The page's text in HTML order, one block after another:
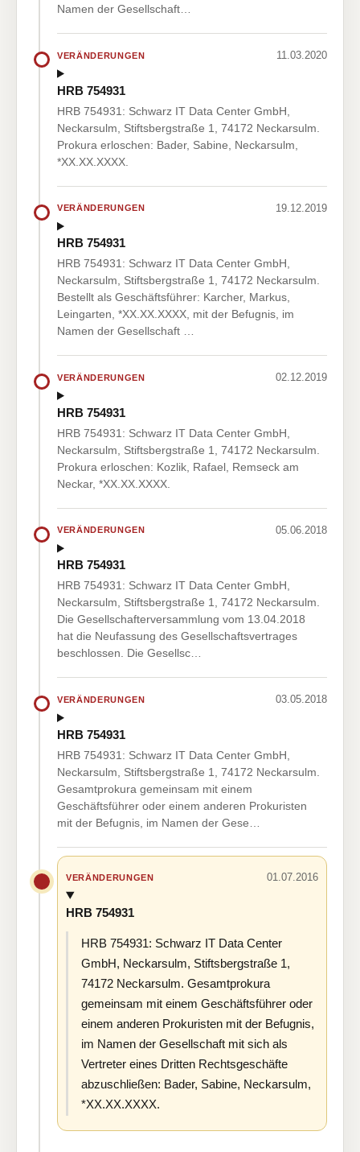
Namen der Gesellschaft…
VERÄNDERUNGEN 11.03.2020
HRB 754931
HRB 754931: Schwarz IT Data Center GmbH,
Neckarsulm, Stiftsbergstraße 1, 74172 Neckarsulm.
Prokura erloschen: Bader, Sabine, Neckarsulm,
*XX.XX.XXXX.
VERÄNDERUNGEN 19.12.2019
HRB 754931
HRB 754931: Schwarz IT Data Center GmbH,
Neckarsulm, Stiftsbergstraße 1, 74172 Neckarsulm.
Bestellt als Geschäftsführer: Karcher, Markus,
Leingarten, *XX.XX.XXXX, mit der Befugnis, im
Namen der Gesellschaft …
VERÄNDERUNGEN 02.12.2019
HRB 754931
HRB 754931: Schwarz IT Data Center GmbH,
Neckarsulm, Stiftsbergstraße 1, 74172 Neckarsulm.
Prokura erloschen: Kozlik, Rafael, Remseck am
Neckar, *XX.XX.XXXX.
VERÄNDERUNGEN 05.06.2018
HRB 754931
HRB 754931: Schwarz IT Data Center GmbH,
Neckarsulm, Stiftsbergstraße 1, 74172 Neckarsulm.
Die Gesellschafterversammlung vom 13.04.2018
hat die Neufassung des Gesellschaftsvertrages
beschlossen. Die Gesellsc…
VERÄNDERUNGEN 03.05.2018
HRB 754931
HRB 754931: Schwarz IT Data Center GmbH,
Neckarsulm, Stiftsbergstraße 1, 74172 Neckarsulm.
Gesamtprokura gemeinsam mit einem
Geschäftsführer oder einem anderen Prokuristen
mit der Befugnis, im Namen der Gese…
VERÄNDERUNGEN 01.07.2016
HRB 754931
HRB 754931: Schwarz IT Data Center
GmbH, Neckarsulm, Stiftsbergstraße 1,
74172 Neckarsulm. Gesamtprokura
gemeinsam mit einem Geschäftsführer oder
einem anderen Prokuristen mit der Befugnis,
im Namen der Gesellschaft mit sich als
Vertreter eines Dritten Rechtsgeschäfte
abzuschließen: Bader, Sabine, Neckarsulm,
*XX.XX.XXXX.